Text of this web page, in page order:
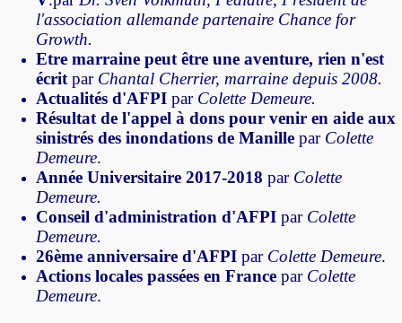
l'association allemande partenaire Chance for
Growth.
Etre marraine peut être une aventure, rien n'est
écrit par Chantal Cherrier, marraine depuis 2008.
Actualités d'AFPI par Colette Demeure.
Résultat de l'appel à dons pour venir en aide aux
sinistrés des inondations de Manille par Colette
Demeure.
Année Universitaire 2017-2018 par Colette
Demeure.
Conseil d'administration d'AFPI par Colette
Demeure.
26ème anniversaire d'AFPI parColette Demeure.
Actions locales passées en France parColette
Demeure.